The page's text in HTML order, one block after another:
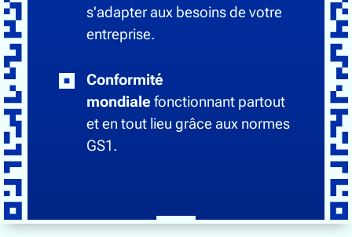
s'adapter aux besoins de votre
entreprise.
Conformité
mondiale fonctionnant partout
et en tout lieu grâce aux normes
GS1.